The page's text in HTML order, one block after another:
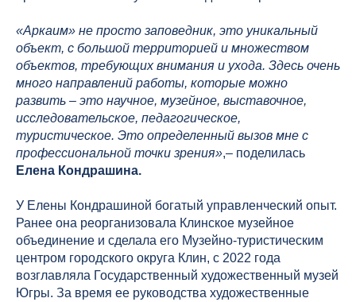
«Аркаим» не просто заповедник, это уникальный
объект, с большой территорией и множеством
объектов, требующих внимания и ухода. Здесь очень
много направлений работы, которые можно
развить – это научное, музейное, выставочное,
исследовательское, педагогическое,
туристическое. Это определенный вызов мне с
профессиональной точки зрения»,– поделилась
Елена Кондрашина.
У Елены Кондрашиной богатый управленческий опыт.
Ранее она реорганизовала Клинское музейное
объединение и сделала его Музейно-туристическим
центром городского округа Клин, с 2022 года
возглавляла Государственный художественный музей
Югры. За время ее руководства художественные